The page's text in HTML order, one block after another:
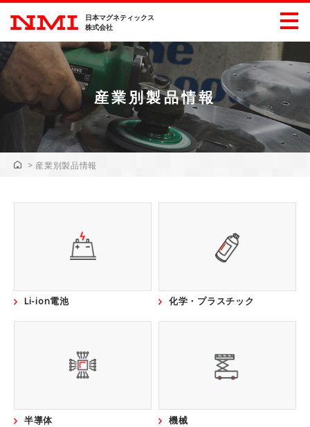
日本マグネティックス
株式会社
製品情報
産業別製品情報
企業・採用情報
沿革 主要工業所有権
営業所案内 開発環境
お問い合わせ
産業別製品情報
> 産業別製品情報
Li-ion電池 化学・プラスチック
半導体 機械